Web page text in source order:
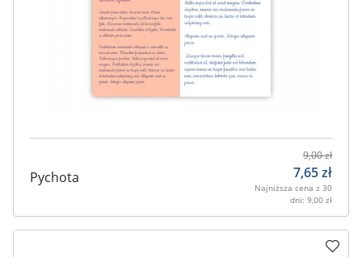
Pychota
9,00zł
7,65zł
Najniższa cena z 30
dni: 9,00 zł